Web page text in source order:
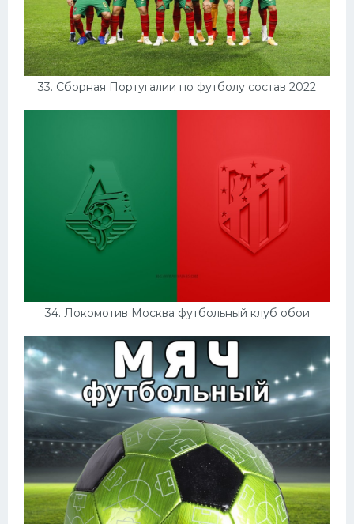
33. Сборная Португалии по футболу состав 2022
34. Локомотив Москва футбольный клуб обои